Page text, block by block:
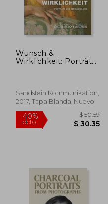
40%
dcto.
$ 40.99
Wunsch &
Wirklichkeit: Porträts
Alemán)
Sandstein Kommunikation,
2017, Tapa Blanda, Nuevo